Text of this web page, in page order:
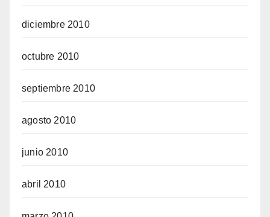
diciembre 2010
octubre 2010
septiembre 2010
agosto 2010
junio 2010
abril 2010